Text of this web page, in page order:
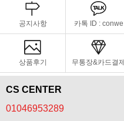
공지사항 카톡 ID : conwe
상품후기 무통장&카드결제
CS CENTER
01046953289